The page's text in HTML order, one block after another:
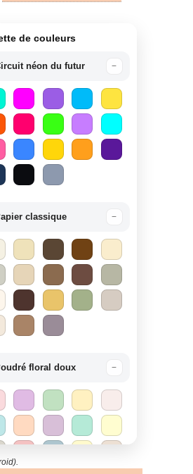
de couleurs
néon du futur −
classique −
floral doux −